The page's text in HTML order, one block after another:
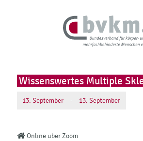
Wissenswertes Multiple
13.September - 13.September
Online über Zoom